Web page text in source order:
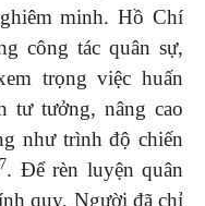
minh. Hồ Chí
công tác quân sự,
trọng việc huấn
tưởng, nâng cao
như trình độ chiến
7. Để rèn luyện quân
quy, Người đã chỉ